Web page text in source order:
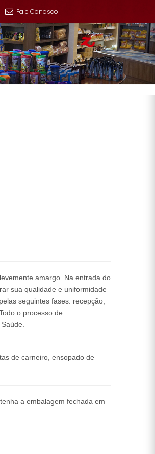
Fale Conosco
amargo. Na entrada do
sua qualidade e uniformidade
seguintes fases: recepção,
o processo de
de carneiro, ensopado de
a embalagem fechada em